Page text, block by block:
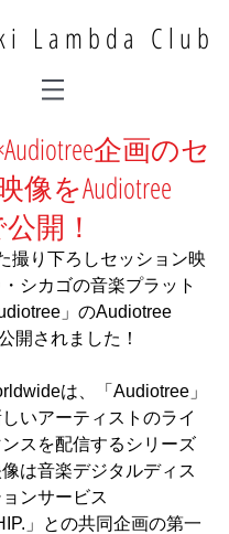
Lambda Club
企画のセ
をAudiotree
公開！
撮り下ろしセッション映
シカゴの音楽プラット
」のAudiotree
開されました！
は、「Audiotree」
いアーティストのライ
スを配信するシリーズ
は音楽デジタルディス
ンサービス
」との共同企画の第一